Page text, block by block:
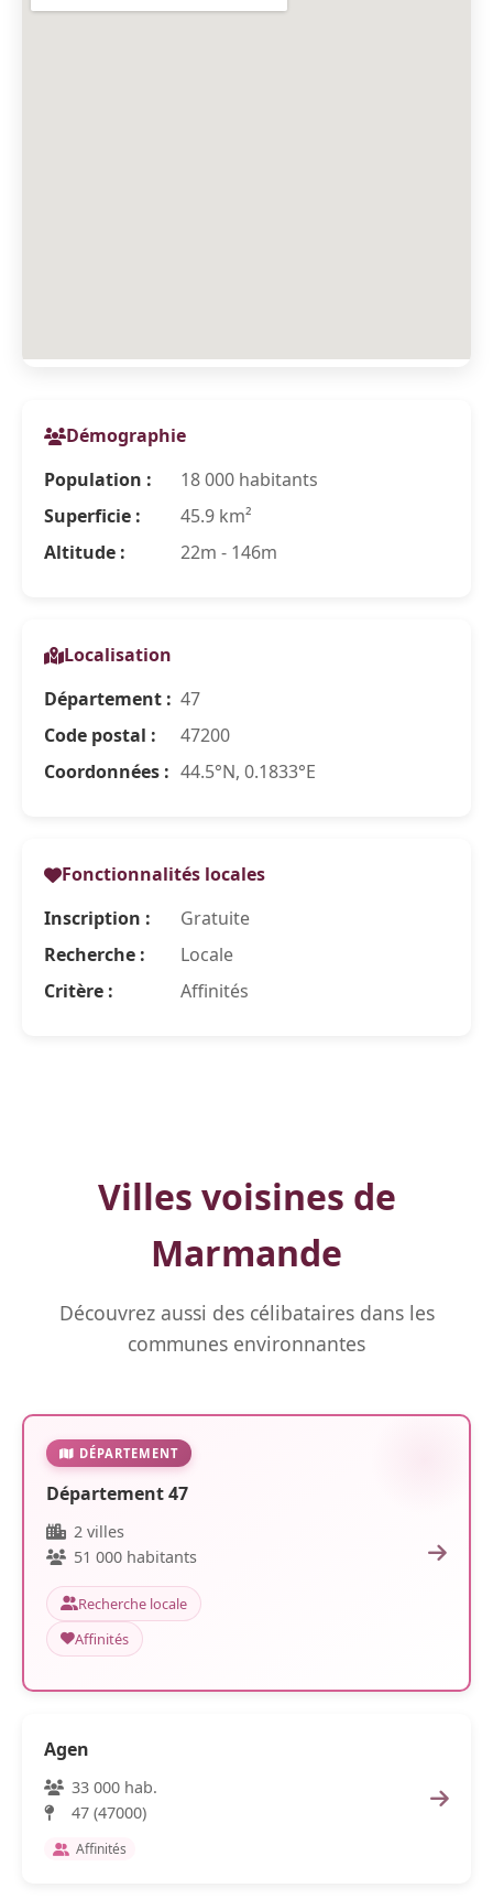
Démographie
Population :
18 000 habitants
Superficie :
45.9 km²
Altitude :
22m - 146m
Localisation
Département : 47
Code postal :
47200
Coordonnées : 44.5°N, 0.1833°E
Fonctionnalités locales
Inscription :
Gratuite
Recherche :
Locale
Critère :
Affinités
Villes voisines de
Marmande
Découvrez aussi des célibataires dans les
communes environnantes
DÉPARTEMENT
Département 47
2 villes
51 000 habitants
Recherche locale
Affinités
Agen
33 000 hab.
47 (47000)
Affinités